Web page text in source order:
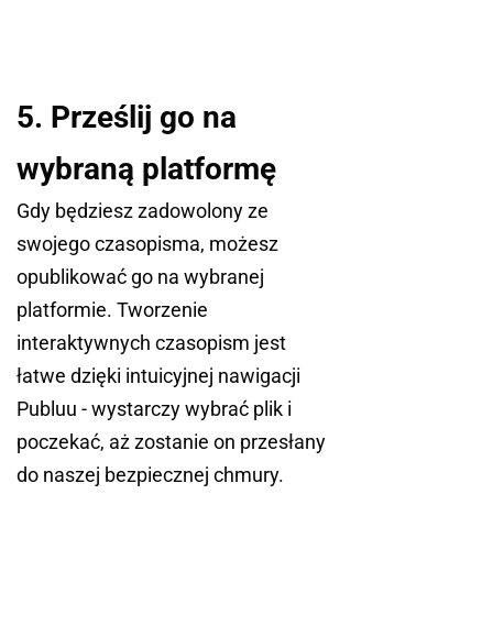
5. Prześlij go na
wybraną platformę
Gdy będziesz zadowolony ze
swojego czasopisma, możesz
opublikować go na wybranej
platformie. Tworzenie
interaktywnych czasopism jest
łatwe dzięki intuicyjnej nawigacji
Publuu - wystarczy wybrać plik i
poczekać, aż zostanie on przesłany
do naszej bezpiecznej chmury.